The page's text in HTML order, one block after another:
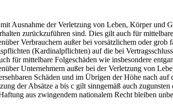
Ausnahme der Verletzung von Leben, Körper und
zurückzuführen sind. Dies gilt auch für
Verbrauchern außer bei vorsätzlichem oder
(Kardinalpflichten) auf die bei
für mittelbare Folgeschäden wie insbesondere
Unternehmern außer bei der Verletzung von
Schäden und im Übrigen der Höhe nach
der Absätze a bis c gilt sinngemäß auch
aus zwingendem nationalem Recht bleiben